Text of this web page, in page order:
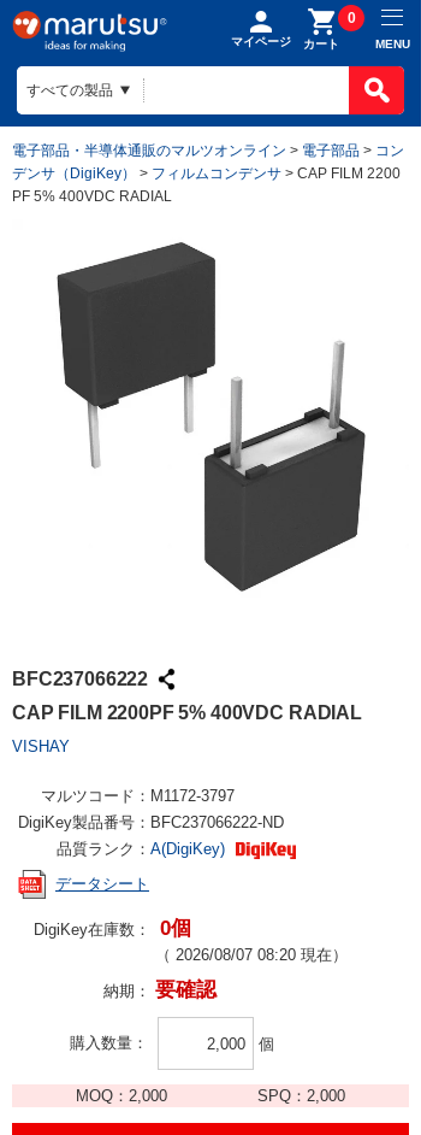
マイページ カート
0
MENU
電子部品・半導体通販のマルツオンライン > 電子部品 > コン
デンサ（DigiKey）
> フィルムコンデンサ > CAP FILM 2200
PF 5% 400VDC RADIAL
BFC237066222
CAP FILM 2200PF 5% 400VDC RADIAL
VISHAY
マルツコード： M1172-3797
DigiKey製品番号： BFC237066222-ND
品質ランク： A(DigiKey)
データシート
DigiKey在庫数： 0個
（ 2026/08/07 08:20 現在）
納期： 要確認
購入数量 個
MOQ： 2,000 SPQ：2,000